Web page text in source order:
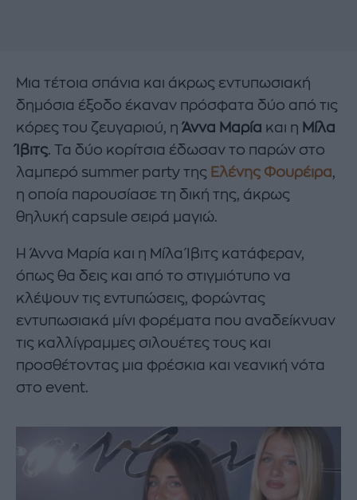
Μια τέτοια σπάνια και άκρως εντυπωσιακή
δημόσια έξοδο έκαναν πρόσφατα δύο από τις
κόρες του ζευγαριού, η Άννα Μαρία και η Μίλα
Ίβιτς. Τα δύο κορίτσια έδωσαν το παρών στο
λαμπερό summer party της Ελένης Φουρέιρα,
η οποία παρουσίασε τη δική της, άκρως
θηλυκή capsule σειρά μαγιώ.
Η Άννα Μαρία και η Μίλα Ίβιτς κατάφεραν,
όπως θα δεις και από το στιγμιότυπο να
κλέψουν τις εντυπώσεις, φορώντας
εντυπωσιακά μίνι φορέματα που αναδείκνυαν
τις καλλίγραμμες σιλουέτες τους και
προσθέτοντας μια φρέσκια και νεανική νότα
στο event.